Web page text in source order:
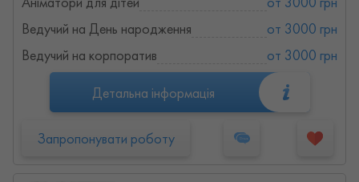
Ведучий на День народження
от 3000 грн
Ведучий на корпоратив
от 3000 грн
Детальна інформація
Запропонувати роботу